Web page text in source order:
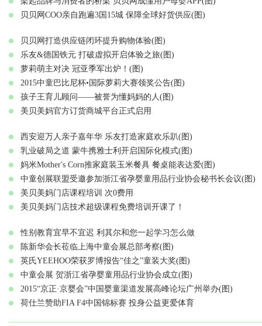
贝贝网COO亲自跑遍3国15城 保障全球好货供应(图)
贝贝网打造供应链闭环提升购物体验(图)
乐友&德国铁元 打破虚拟开启体验之旅(图)
萝莉萌主对决 冠亚季军出炉！(图)
2015中童巴比尼杯•国际萝莉大赛领奖公告(图)
孩子王育儿顾问——被誉为懂妈妈的人(图)
美贝美妈官方订货商城平台正式启用
西安迎万人亲子嘉年华 乐友打造家庭欢乐趴(图)
乳业破局之道 蒙牛携雅士利开启国际化模式(图)
妈米Mother's Corn推家庭装玉米餐具 餐桌能表达爱(图)
中童创展联盟受邀参加浙江省孕婴童用品行业协会秘书长会议(图)
美贝美妈门店课程培训 次0费用
美贝美妈门店技术超级课程免费培训开课了！
性别教育宜早不宜迟 利其尔和您一起学习怎么做
陈新华会长莅临上海中童会展总部考察(图)
英氏YEEHOO荣获罗博报告“佳之”童装大奖(图)
中童会展 贺浙江省孕婴童用品行业协会成立(图)
2015“京正·京婴会”中国婴童渠道发展高峰论坛广州举办(图)
荷仕兰赞助FIA F4中国锦标赛 投身公益更爱体育